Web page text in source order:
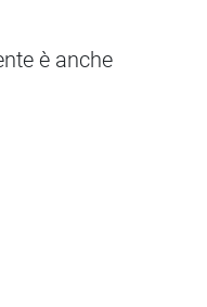
è anche